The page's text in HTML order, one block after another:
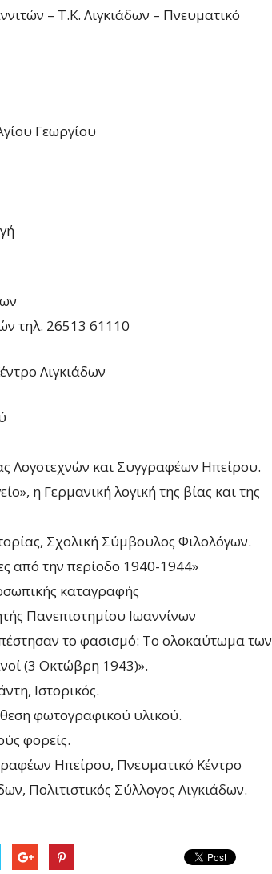
– Τ.Κ. Λιγκιάδων – Πνευματικό
Γεωργίου
τηλ. 26513 61110
Λιγκιάδων
Λογοτεχνών και Συγγραφέων Ηπείρου.
η Γερμανική λογική της βίας και της
Σχολική Σύμβουλος Φιλολόγων.
από την περίοδο 1940-1944»
καταγραφής
Πανεπιστημίου Ιωαννίνων
το φασισμό: Το ολοκαύτωμα των
(3 Οκτώβρη 1943)».
Ιστορικός.
φωτογραφικού υλικού.
φορείς.
Ηπείρου, Πνευματικό Κέντρο
Πολιτιστικός Σύλλογος Λιγκιάδων.